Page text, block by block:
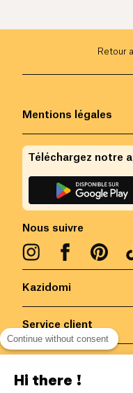
Retour
Kazidomi
Service client
Mentions légales
Nous suivre
Téléchargez notre
Continue without consent
Hi there !